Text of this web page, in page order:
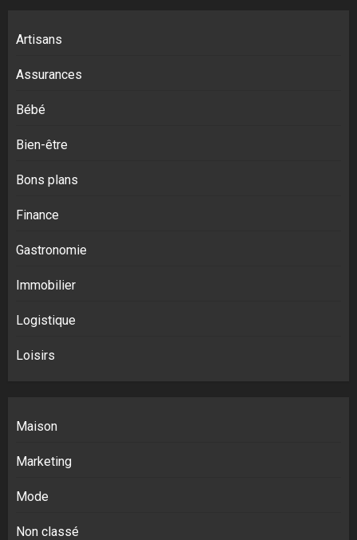
Artisans
Assurances
Bébé
Bien-être
Bons plans
Finance
Gastronomie
Immobilier
Logistique
Loisirs
Maison
Marketing
Mode
Non classé